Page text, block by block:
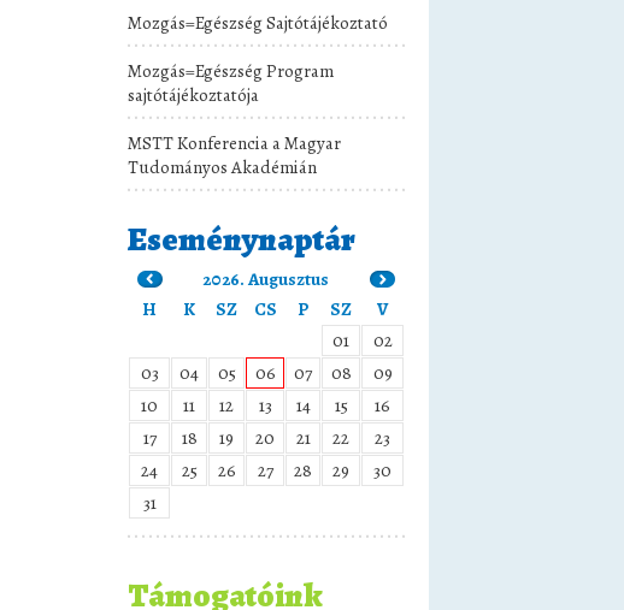
Mozgás=Egészség Sajtótájékoztató
Mozgás=Egészség Program
sajtótájékoztatója
MSTT Konferencia a Magyar
Tudományos Akadémián
Eseménynaptár
2026. Augusztus
H
K SZ CS P SZ
V
01
02
03
04 05 06 07 08
09
10
11 12 13 14 15
16
17
18 19 20 21 22
23
24
25 26 27 28 29
30
31
Támogatóink